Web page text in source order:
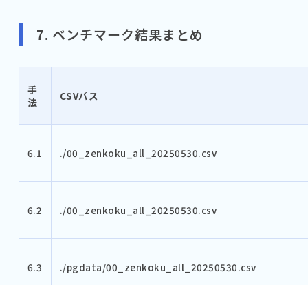
7. ベンチマーク結果まとめ
手
法
CSVパス
6.1 ./00_zenkoku_all_20250530.csv
6.2 ./00_zenkoku_all_20250530.csv
6.3 ./pgdata/00_zenkoku_all_20250530.csv